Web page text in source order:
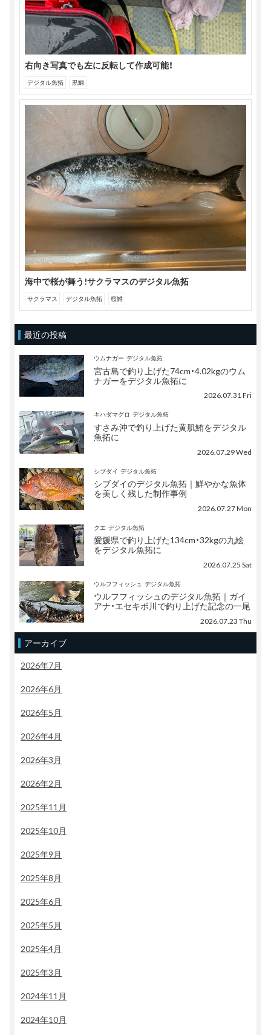
右向き写真でも左に反転して作成可能！
デジタル魚拓 黒鯛
海中で桜が舞う!サクラマスのデジタル魚拓
サクラマス デジタル魚拓 桜鱒
最近の投稿
ウムナガー デジタル魚拓
宮古島で釣り上げた74cm・4.02kgのウム
ナガーをデジタル魚拓に
2026.07.31 Fri
キハダマグロ デジタル魚拓
すさみ沖で釣り上げた黄肌鮪をデジタル
魚拓に
2026.07.29 Wed
シブダイ デジタル魚拓
シブダイのデジタル魚拓｜鮮やかな魚体
を美しく残した制作事例
2026.07.27 Mon
クエ デジタル魚拓
愛媛県で釣り上げた134cm・32kgの九絵
をデジタル魚拓に
2026.07.25 Sat
ウルフフィッシュ デジタル魚拓
ウルフフィッシュのデジタル魚拓｜ガイ
アナ・エセキボ川で釣り上げた記念の一尾
2026.07.23 Thu
アーカイブ
2026年7月
2026年6月
2026年5月
2026年4月
2026年3月
2026年2月
2025年11月
2025年10月
2025年9月
2025年8月
2025年6月
2025年5月
2025年4月
2025年3月
2024年11月
2024年10月